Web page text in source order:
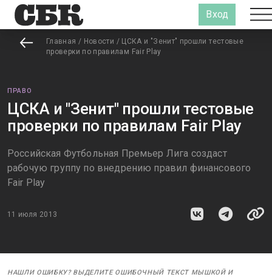
Вход
Главная / Новости / ЦСКА и "Зенит" прошли тестовые
проверки по правилам Fair Play
ПРАВО
ЦСКА и "Зенит" прошли тестовые
проверки по правилам Fair Play
Российская Футбольная Премьер Лига создаст
рабочую группу по внедрению правил финансового
Fair Play
11 июля 2013
НАШЛИ ОШИБКУ? ВЫДЕЛИТЕ ОШИБОЧНЫЙ ТЕКСТ МЫШКОЙ И